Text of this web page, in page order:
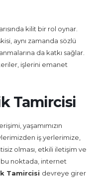
kilit bir rol oynar.
aynı zamanda sözlü
da katkı sağlar.
işlerini emanet
Tamircisi
yaşamımızın
iş yerlerimize,
olması, etkili iletişim ve
noktada, internet
Tamircisi devreye girer